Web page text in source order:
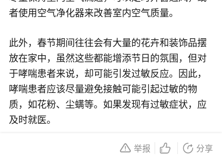
者使用空气净化器来改善室内空气质量。
此外，春节期间往往会有大量的花卉和装饰品摆
放在家中，虽然这些都能增添节日的氛围，但对
于哮喘患者来说，却可能引发过敏反应。因此，
哮喘患者应该尽量避免接触可能引起过敏的物
质，如花粉、尘螨等。如果发现有过敏症状，应
及时就医。
在饮食方面，春节的餐桌上总是少不了各种美
举报 分享